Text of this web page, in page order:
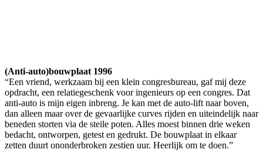
(Anti-auto)bouwplaat 1996
“Een vriend, werkzaam bij een klein congresbureau, gaf mij deze
opdracht, een relatiegeschenk voor ingenieurs op een congres. Dat
anti-auto is mijn eigen inbreng. Je kan met de auto-lift naar boven,
dan alleen maar over de gevaarlijke curves rijden en uiteindelijk naar
beneden storten via de steile poten. Alles moest binnen drie weken
bedacht, ontworpen, getest en gedrukt. De bouwplaat in elkaar
zetten duurt ononderbroken zestien uur. Heerlijk om te doen.”